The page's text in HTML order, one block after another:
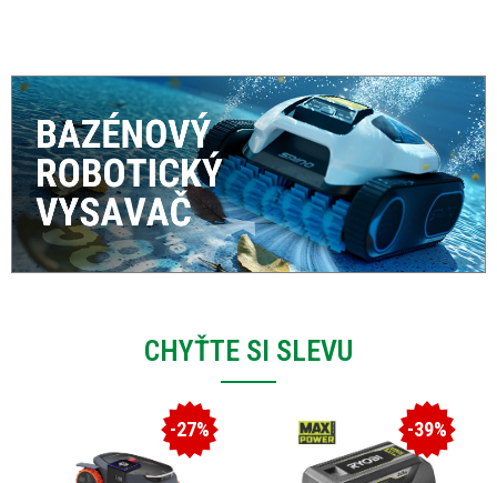
CHYŤTE SI SLEVU
-27% -39%